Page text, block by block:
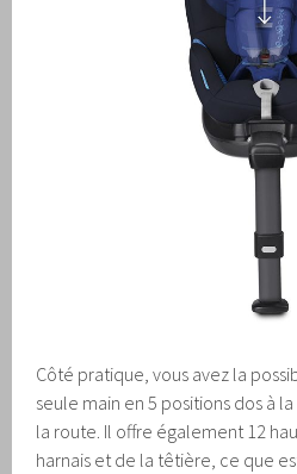
Côté pratique, vous avez la
seule main en 5 positions dos à
la route. Il offre également 12
harnais et de la têtière, ce que